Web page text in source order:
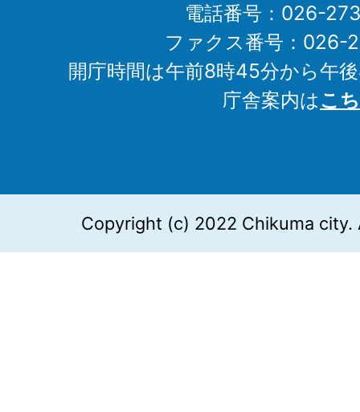
電話番号：026-
ファクス番号：026-
開庁時間は午前8時45分から午
庁舎案内はこ
Copyright (c) 2022 Chikuma city.